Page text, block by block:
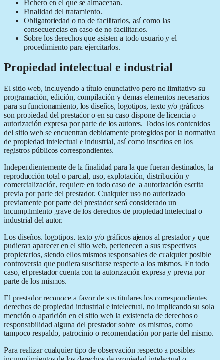
Fichero en el que se almacenan.
Finalidad del tratamiento.
Obligatoriedad o no de facilitarlos, así como las
consecuencias en caso de no facilitarlos.
Sobre los derechos que asisten a todo usuario y el
procedimiento para ejercitarlos.
Propiedad intelectual e industrial
El sitio web, incluyendo a título enunciativo pero no limitativo su
programación, edición, compilación y demás elementos necesarios
para su funcionamiento, los diseños, logotipos, texto y/o gráficos
son propiedad del prestador o en su caso dispone de licencia o
autorización expresa por parte de los autores. Todos los contenidos
del sitio web se encuentran debidamente protegidos por la normativa
de propiedad intelectual e industrial, así como inscritos en los
registros públicos correspondientes.
Independientemente de la finalidad para la que fueran destinados, la
reproducción total o parcial, uso, explotación, distribución y
comercialización, requiere en todo caso de la autorización escrita
previa por parte del prestador. Cualquier uso no autorizado
previamente por parte del prestador será considerado un
incumplimiento grave de los derechos de propiedad intelectual o
industrial del autor.
Los diseños, logotipos, texto y/o gráficos ajenos al prestador y que
pudieran aparecer en el sitio web, pertenecen a sus respectivos
propietarios, siendo ellos mismos responsables de cualquier posible
controversia que pudiera suscitarse respecto a los mismos. En todo
caso, el prestador cuenta con la autorización expresa y previa por
parte de los mismos.
El prestador reconoce a favor de sus titulares los correspondientes
derechos de propiedad industrial e intelectual, no implicando su sola
mención o aparición en el sitio web la existencia de derechos o
responsabilidad alguna del prestador sobre los mismos, como
tampoco respaldo, patrocinio o recomendación por parte del mismo.
Para realizar cualquier tipo de observación respecto a posibles